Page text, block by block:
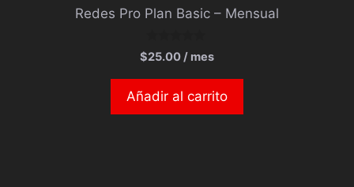
Redes Pro Plan Basic – Mensual
0
d
$25.00/ mes
Añadir al carrito